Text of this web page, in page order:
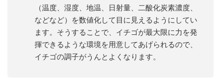
（温度、湿度、地温、日射量、二酸化炭素濃度、
などなど）を数値化して目に見えるようにしてい
ます。そうすることで、イチゴが最大限に力を発
揮できるような環境を用意してあげられるので、
イチゴの調子がうんとよくなります。